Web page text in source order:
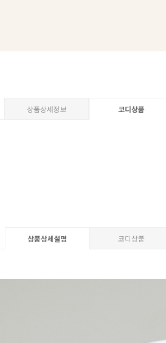
상품상세정보 코디상품
상품상세설명 코디상품